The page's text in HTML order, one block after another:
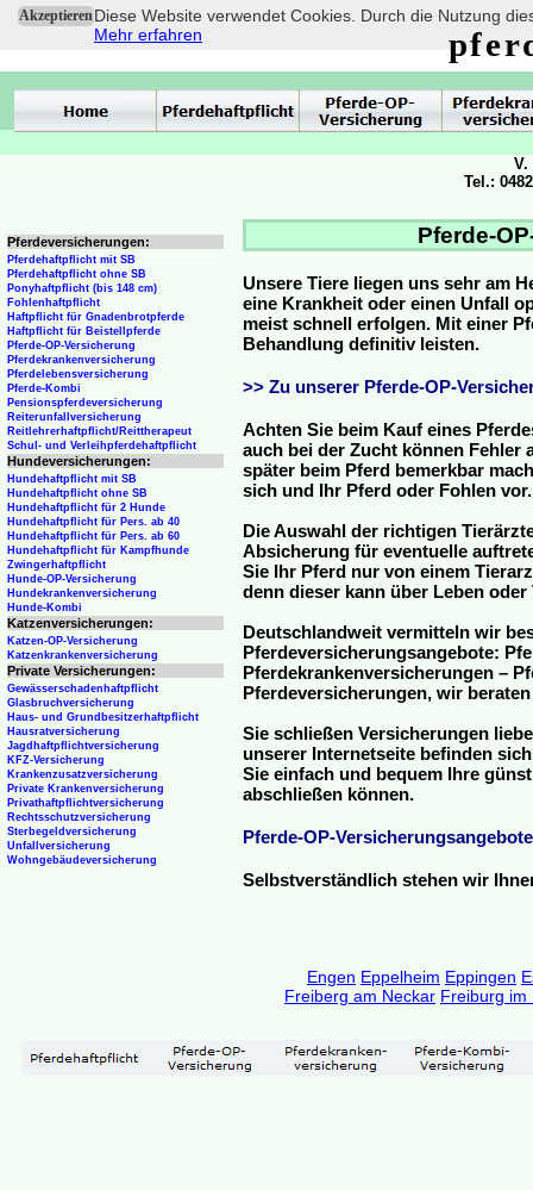
AkzeptierenDiese Website verwendet Cookies. Durch die Nutzung
Mehr erfahren
Pferde-
Unsere Tiere liegen uns sehr am
eine Krankheit oder einen Unfall
meist schnell erfolgen. Mit einer
Behandlung definitiv leisten.
>> Zu unserer Pferde-OP-
Achten Sie beim Kauf eines
auch bei der Zucht können Fehler
später beim Pferd bemerkbar
sich und Ihr Pferd oder Fohlen vor.
Die Auswahl der richtigen
Absicherung für eventuelle
Sie Ihr Pferd nur von einem
denn dieser kann über Leben
Deutschlandweit vermitteln wir
Pferdeversicherungsangebote:
Pferdekrankenversicherungen –
Pferdeversicherungen, wir
Sie schließen Versicherungen
unserer Internetseite befinden
Sie einfach und bequem Ihre
abschließen können.
Pferde-OP-Versicherungsangebote
Selbstverständlich stehen wir
Pferdeversicherungen:
Pferdehaftpflicht mit SB
Pferdehaftpflicht ohne SB
Ponyhaftpflicht (bis 148 cm)
Fohlenhaftpflicht
Haftpflicht für Gnadenbrotpferde
Haftpflicht für Beistellpferde
Pferde-OP-Versicherung
Pferdekrankenversicherung
Pferdelebensversicherung
Pferde-Kombi
Pensionspferdeversicherung
Reiterunfallversicherung
Reitlehrerhaftpflicht/Reittherapeut
Schul- und Verleihpferdehaftpflicht
Hundeversicherungen:
Hundehaftpflicht mit SB
Hundehaftpflicht ohne SB
Hundehaftpflicht für 2 Hunde
Hundehaftpflicht für Pers. ab 40
Hundehaftpflicht für Pers. ab 60
Hundehaftpflicht für Kampfhunde
Zwingerhaftpflicht
Hunde-OP-Versicherung
Hundekrankenversicherung
Hunde-Kombi
Katzenversicherungen:
Katzen-OP-Versicherung
Katzenkrankenversicherung
Private Versicherungen:
Gewässerschadenhaftpflicht
Glasbruchversicherung
Haus- und Grundbesitzerhaftpflicht
Hausratversicherung
Jagdhaftpflichtversicherung
KFZ-Versicherung
Krankenzusatzversicherung
Private Krankenversicherung
Privathaftpflichtversicherung
Rechtsschutzversicherung
Sterbegeldversicherung
Unfallversicherung
Wohngebäudeversicherung
V.
Tel.:
Engen Eppelheim Eppingen
Freiberg am Neckar Freiburg im